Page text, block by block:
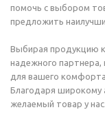
помочь с выбором
предложить
Выбирая продукцию
надежного
для вашего
Благодаря широкому
желаемый товар у нас.